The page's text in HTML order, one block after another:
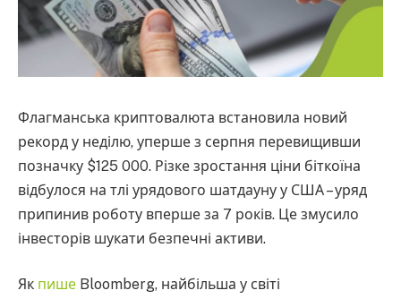
Флагманська криптовалюта встановила новий
рекорд у неділю, уперше з серпня перевищивши
позначку $125 000. Різке зростання ціни біткоїна
відбулося на тлі урядового шатдауну у США – уряд
припинив роботу вперше за 7 років. Це змусило
інвесторів шукати безпечні активи.
Як пише Bloomberg, найбільша у світі